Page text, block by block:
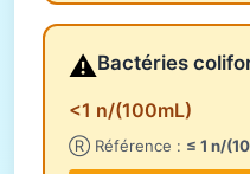
⚠️Bactéries
<1 n/(100mL)
Ⓡ Référence : ≤ 1 n/